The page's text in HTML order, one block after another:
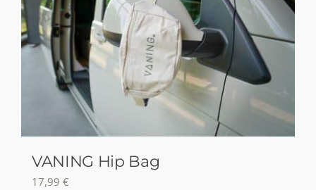
auf.
Die
Optionen
können
auf
werden
VANING Hip Bag
17,99 €